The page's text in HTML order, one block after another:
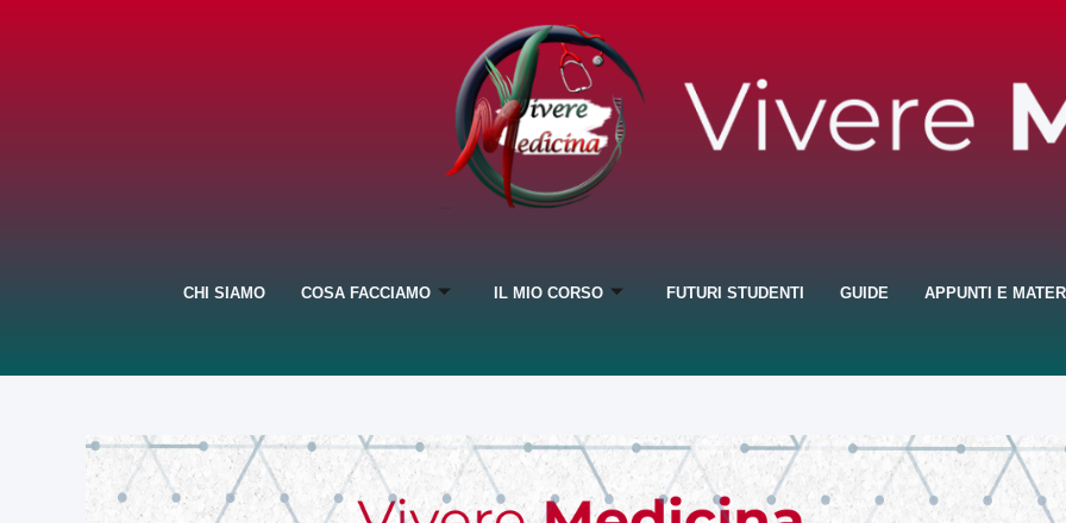
CHI SIAMO COSA FACCIAMO IL MIO CORSO FUTURI STUDENTI GUIDE APPUNTI E